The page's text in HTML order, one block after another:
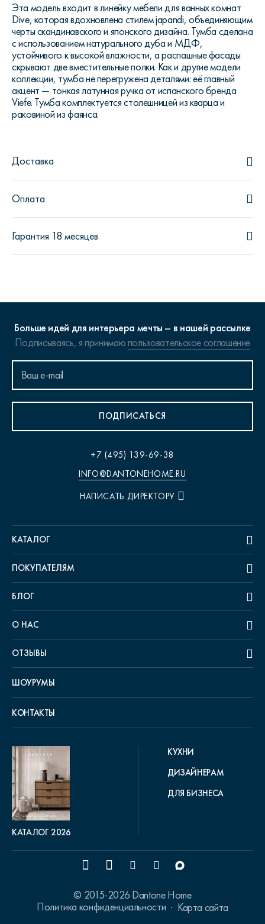
Эта модель входит в линейку мебели для ванных комнат
Dive, которая вдохновлена стилем japandi, объединяющим
черты скандинавского и японского дизайна. Тумба сделана
с использованием натурального дуба и МДФ,
устойчивого к высокой влажности, а распашные фасады
скрывают две вместительные полки. Как и другие модели
коллекции, тумба не перегружена деталями: её главный
акцент — тонкая латунная ручка от испанского бренда
Viefe. Тумба комплектуется столешницей из кварца и
раковиной из фаянса.
Доставка
Оплата
Гарантия 18 месяцев
Больше идей для интерьера мечты – в нашей рассылке
Подписываясь, я принимаюпользовательское соглашение
ПОДПИСАТЬСЯ
+7 (495) 139-69-38
INFO@DANTONEHOME.RU
НАПИСАТЬ ДИРЕКТОРУ
КАТАЛОГ
ПОКУПАТЕЛЯМ
БЛОГ
О НАС
ОТЗЫВЫ
ШОУРУМЫ
КОНТАКТЫ
КАТАЛОГ 2026
КУХНИ
ДИЗАЙНЕРАМ
ДЛЯ БИЗНЕСА
© 2015-2026 Dantone Home
Политика конфиденциальности
Карта сайта